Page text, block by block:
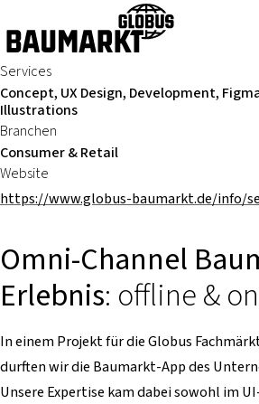
Services
Concept, UX Design, Development,
Illustrations
Branchen
Consumer & Retail
Website
https://www.globus-baumarkt.de/info/
Omni-Channel
Erlebnis: offline &
In einem Projekt für die Globus
durften wir die Baumarkt-App des
Unsere Expertise kam dabei sowohl im